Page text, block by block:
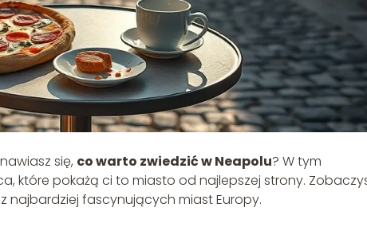
się, co warto zwiedzić w Neapolu? W tym
które pokażą ci to miasto od najlepszej strony.
najbardziej fascynujących miast Europy.